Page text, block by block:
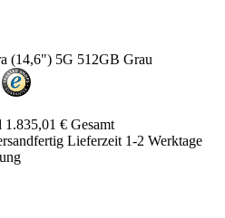
(14,6") 5G 512GB Grau
1.835,01 € Gesamt
Lieferzeit 1-2 Werktage